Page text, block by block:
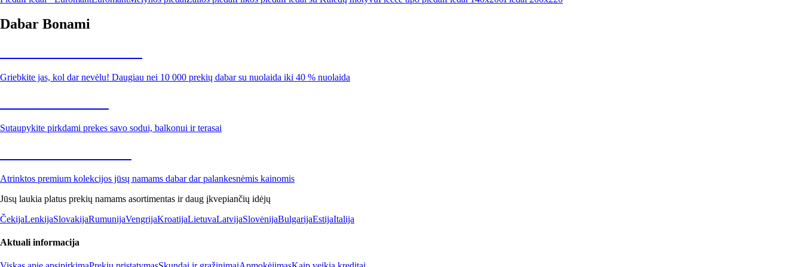
Dabar Bonami
Griebkite jas, kol dar nevėlu! Daugiau nei 10 000 prekių dabar su nuolaida iki 40 % nuolaida
Sutaupykite pirkdami prekes savo sodui, balkonui ir terasai
Atrinktos premium kolekcijos jūsų namams dabar dar palankesnėmis kainomis
Jūsų laukia platus prekių namams asortimentas ir daug įkvepiančių idėjų
ČekijaLenkijaSlovakijaRumunijaVengrijaKroatijaLietuvaLatvijaSlovėnijaBulgarijaEstijaItalija
Aktuali informacija